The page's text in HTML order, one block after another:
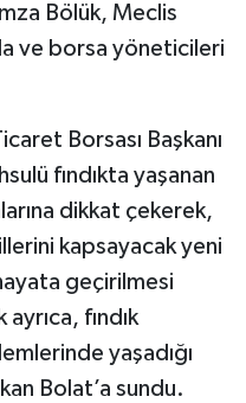
Bölük, Meclis
ve borsa yöneticileri
Borsası Başkanı
fındıkta yaşanan
dikkat çekerek,
kapsayacak yeni
geçirilmesi
fındık
yaşadığı
Bolat’a sundu.